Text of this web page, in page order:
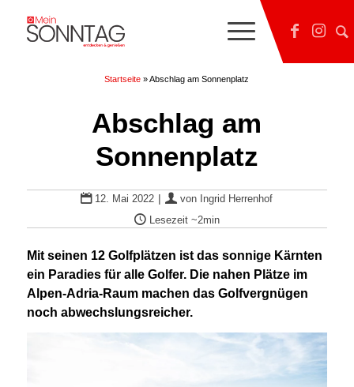
Startseite »Abschlag am Sonnenplatz
Abschlag am
Sonnenplatz
12. Mai 2022 | von Ingrid Herrenhof
Lesezeit ~2min
Mit seinen 12 Golfplätzen ist das sonnige Kärnten
ein Paradies für alle Golfer. Die nahen Plätze im
Alpen-Adria-Raum machen das Golfvergnügen
noch abwechslungsreicher.